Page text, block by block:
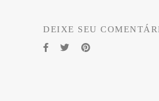
DEIXE SEU